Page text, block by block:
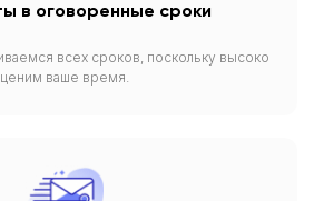
в оговоренные сроки
всех сроков, поскольку высоко
ценим ваше время.